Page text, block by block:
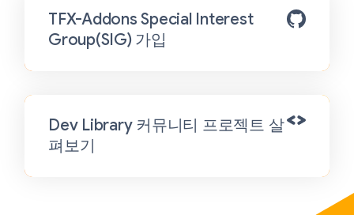
TFX-Addons Special Interest
Group(SIG) 가입
Dev Library 커뮤니티 프로젝트 살
펴보기